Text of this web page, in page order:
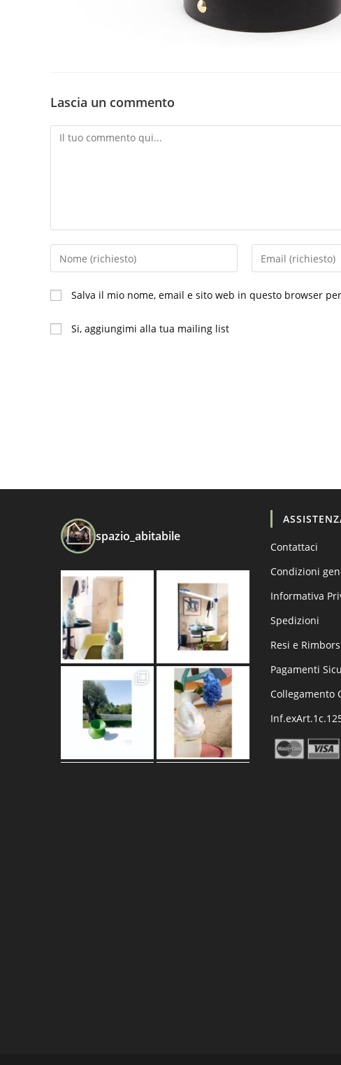
Lascia un commento
Commento
Inserisci
il
tuo
nome
o
Inserisci
il
indirizzo
Salva il mio nome, email e sito web in questo browser
Si, aggiungimi alla tua mailing list
spazio_abitabile
Contattaci
Condizioni
Informativa
Spedizioni
Resi e
Pagamenti
Collegamento